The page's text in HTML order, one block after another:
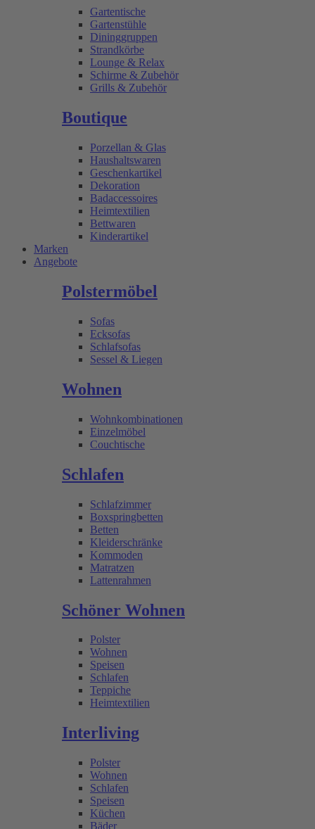
Gartentische
Gartenstühle
Dininggruppen
Strandkörbe
Lounge & Relax
Schirme & Zubehör
Grills & Zubehör
Boutique
Porzellan & Glas
Haushaltswaren
Geschenkartikel
Dekoration
Badaccessoires
Heimtextilien
Bettwaren
Kinderartikel
Marken
Angebote
Polstermöbel
Sofas
Ecksofas
Schlafsofas
Sessel & Liegen
Wohnen
Wohnkombinationen
Einzelmöbel
Couchtische
Schlafen
Schlafzimmer
Boxspringbetten
Betten
Kleiderschränke
Kommoden
Matratzen
Lattenrahmen
Schöner Wohnen
Polster
Wohnen
Speisen
Schlafen
Teppiche
Heimtextilien
Interliving
Polster
Wohnen
Schlafen
Speisen
Küchen
Bäder